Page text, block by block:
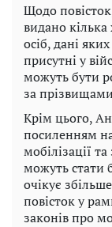
Щодо
видано
осіб, дані
присутні у
можуть бути
за
Крім цього,
посиленням
мобілізації
можуть стати
очікує
повісток у
законів про